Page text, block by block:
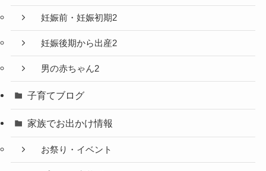
妊娠前・妊娠初期2
妊娠後期から出産2
男の赤ちゃん2
子育てブログ
家族でお出かけ情報
お祭り・イベント